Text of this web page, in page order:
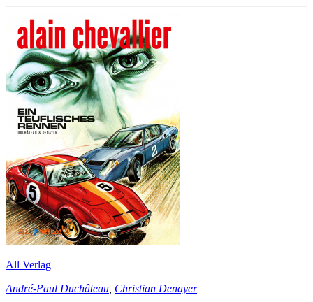
All Verlag
André-Paul Duchâteau Christian Denayer